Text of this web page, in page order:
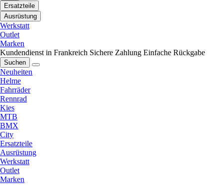
Ersatzteile
Ausrüstung
Werkstatt
Outlet
Marken
Kundendienst in Frankreich Sichere Zahlung Einfache Rückgabe
Suchen
Neuheiten
Helme
Fahrräder
Rennrad
Kies
MTB
BMX
City
Ersatzteile
Ausrüstung
Werkstatt
Outlet
Marken